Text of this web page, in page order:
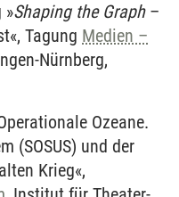
»Shaping the Graph–
Tagung Medien –
Nürnberg,
Ozeane.
(SOSUS) und der
Krieg«,